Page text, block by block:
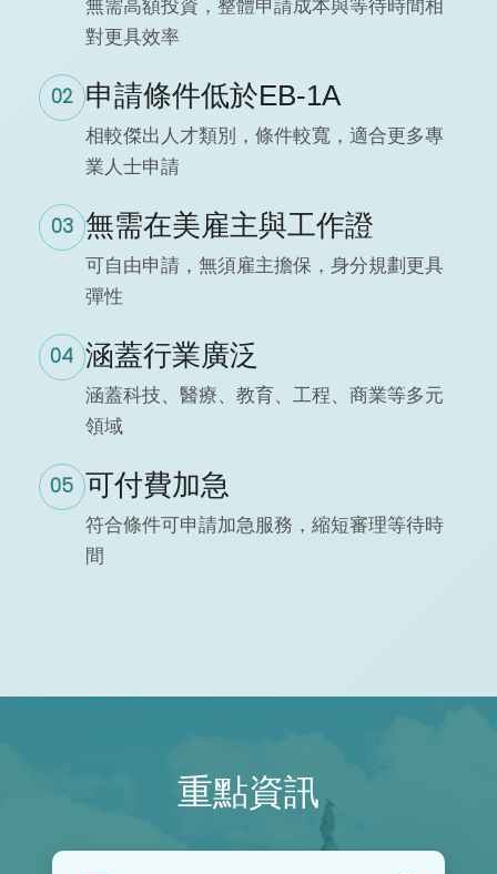
無需高額投資，整體申請成本與等待時間相
對更具效率
02 申請條件低於EB-1A
相較傑出人才類別，條件較寬，適合更多專
業人士申請
03 無需在美雇主與工作證
可自由申請，無須雇主擔保，身分規劃更具
彈性
04 涵蓋行業廣泛
涵蓋科技、醫療、教育、工程、商業等多元
領域
05 可付費加急
符合條件可申請加急服務，縮短審理等待時
間
重點資訊